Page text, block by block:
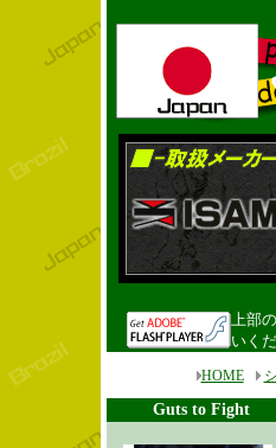
上部
いく
HOME
Guts to Fight